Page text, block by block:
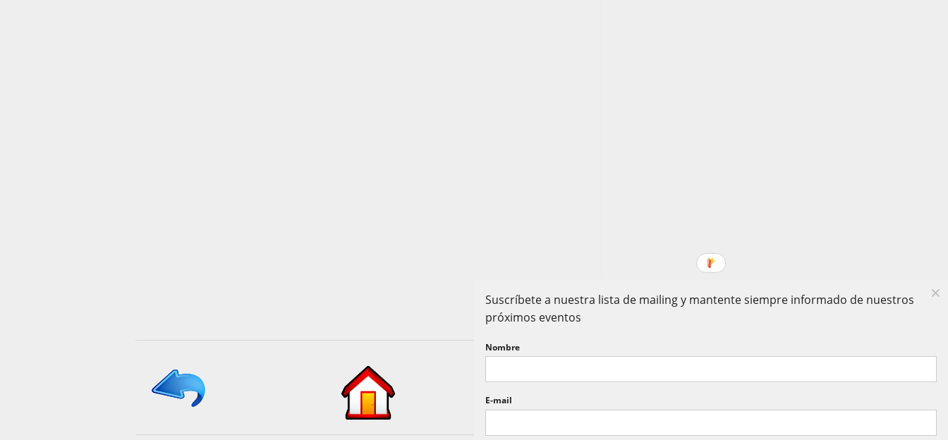
Suscríbete a nuestra lista de mailing y mantente siempre informado de nuestros
próximos eventos
Nombre
E-mail